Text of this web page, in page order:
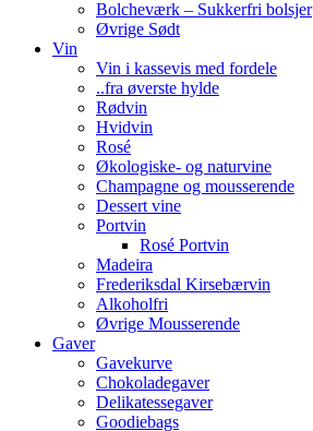
Bolcheværk – Sukkerfri bolsjer
Øvrige Sødt
Vin
Vin i kassevis med fordele
..fra øverste hylde
Rødvin
Hvidvin
Rosé
Økologiske- og naturvine
Champagne og mousserende
Dessert vine
Portvin
Rosé Portvin
Madeira
Frederiksdal Kirsebærvin
Alkoholfri
Øvrige Mousserende
Gaver
Gavekurve
Chokoladegaver
Delikatessegaver
Goodiebags